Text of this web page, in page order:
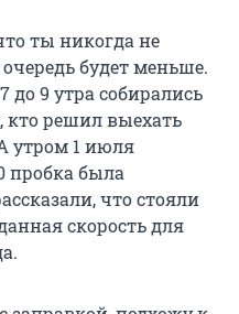
ты никогда не
будет меньше.
до 9 утра собирались
кто решил выехать
утром 1 июля
пробка была
что стояли
скорость для